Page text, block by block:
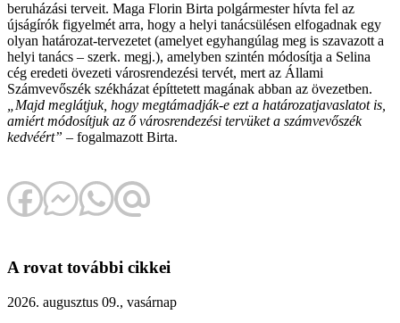
beruházási terveit. Maga Florin Birta polgármester hívta fel az
újságírók figyelmét arra, hogy a helyi tanácsülésen elfogadnak egy
olyan határozat-tervezetet (amelyet egyhangúlag meg is szavazott a
helyi tanács – szerk. megj.), amelyben szintén módosítja a Selina
cég eredeti övezeti városrendezési tervét, mert az Állami
Számvevőszék székházat építtetett magának abban az övezetben.
„Majd meglátjuk, hogy megtámadják-e ezt a határozatjavaslatot is,
amiért módosítjuk az ő városrendezési tervüket a számvevőszék
kedvéért” – fogalmazott Birta.
A rovat további cikkei
2026. augusztus 09., vasárnap